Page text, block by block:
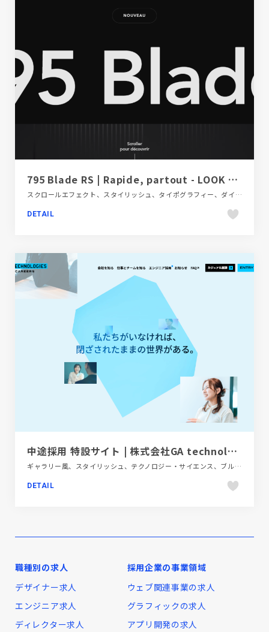
795 Blade RS | Rapide, partout - LOOK Cycle
スクロールエフェクト、スタイリッシュ、タイポグラフィー、ダイナミック、ブラック系 、ブランド・サービスサイト、多言語対応、海外サイト、自動車・乗り物・交通
DETAIL
中途採用 特設サイト | 株式会社GA technologies
ギャラリー風、スタイリッシュ、テクノロジー・サイエンス、ブルー系、モーション多め、新卒・中途採用サイト
DETAIL
職種別の求人
デザイナー求人
エンジニア求人
ディレクター求人
採用企業の事業領域
ウェブ関連事業の求人
グラフィックの求人
アプリ開発の求人